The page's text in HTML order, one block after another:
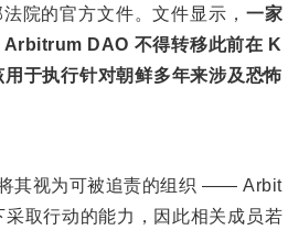
院的官方文件。文件显示， 一家
DAO 不得转移此前在 K
于执行针对朝鲜多年来涉及恐怖
其视为可被追责的组织 —— Arbit
取行动的能力，因此相关成员若